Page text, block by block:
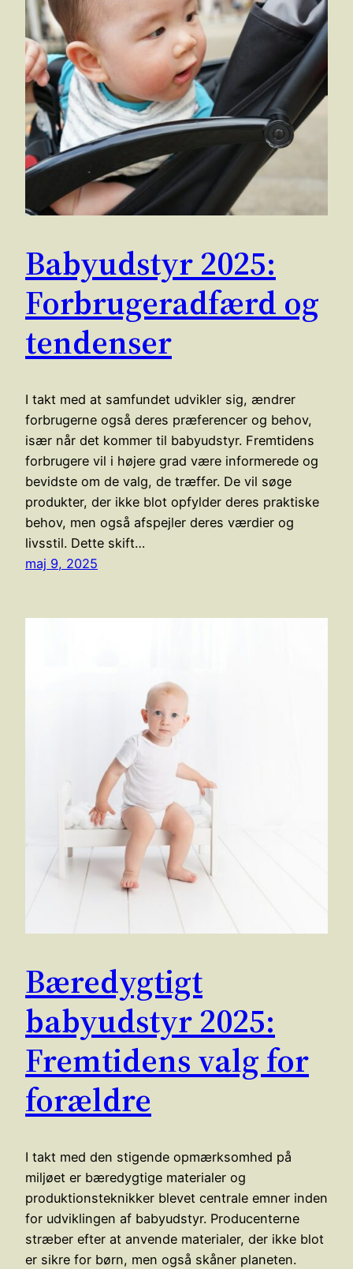
Babyudstyr 2025:
Forbrugeradfærd og
tendenser
I takt med at samfundet udvikler sig, ændrer
forbrugerne også deres præferencer og behov,
især når det kommer til babyudstyr. Fremtidens
forbrugere vil i højere grad være informerede og
bevidste om de valg, de træffer. De vil søge
produkter, der ikke blot opfylder deres praktiske
behov, men også afspejler deres værdier og
livsstil. Dette skift…
maj 9, 2025
Bæredygtigt
babyudstyr 2025:
Fremtidens valg for
forældre
I takt med den stigende opmærksomhed på
miljøet er bæredygtige materialer og
produktionsteknikker blevet centrale emner inden
for udviklingen af babyudstyr. Producenterne
stræber efter at anvende materialer, der ikke blot
er sikre for børn, men også skåner planeten.